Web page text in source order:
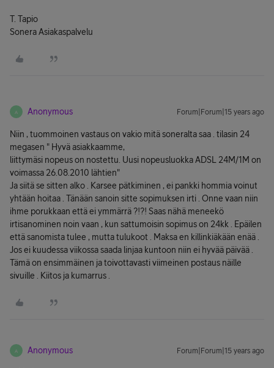
T. Tapio
Sonera Asiakaspalvelu
A Anonymous Forum|Forum|15 years ago
Niin , tuommoinen vastaus on vakio mitä soneralta saa . tilasin 24
megasen " Hyvä asiakkaamme,
liittymäsi nopeus on nostettu. Uusi nopeusluokka ADSL 24M/1M on
voimassa 26.08.2010 lähtien"
Ja siitä se sitten alko . Karsee pätkiminen , ei pankki hommia voinut
yhtään hoitaa . Tänään sanoin sitte sopimuksen irti . Onne vaan niin
ihme porukkaan että ei ymmärrä ?!?! Saas nähä meneekö
irtisanominen noin vaan , kun sattumoisin sopimus on 24kk . Epäilen
että sanomista tulee , mutta tulukoot . Maksa en killinkiäkään enää .
Jos ei kuudessa viikossa saada linjaa kuntoon niin ei hyvää päivää .
Tämä on ensimmäinen ja toivottavasti viimeinen postaus näille
sivuille . Kiitos ja kumarrus .
A Anonymous Forum|Forum|15 years ago